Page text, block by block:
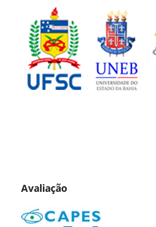
Avaliação